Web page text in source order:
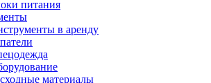
питания
в аренду
материалы